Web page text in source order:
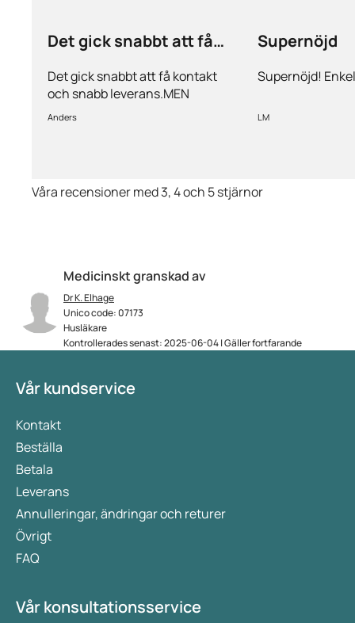
Medicinskt granskad av
Dr K. Elhage
Unico code: 07173
Husläkare
Kontrollerades senast: 2025-06-04 | Gäller fortfarande
Det gick snabbt att få
Det gick snabbt att få kontakt
och snabb leverans.MEN
priserna är alldeles för höga på
Anders
Supernöjd
Supernöjd!
LM
Våra recensioner med 3, 4 och 5 stjärnor
Vår kundservice
Kontakt
Beställa
Betala
Leverans
Annulleringar, ändringar och returer
Övrigt
FAQ
Vår konsultationsservice